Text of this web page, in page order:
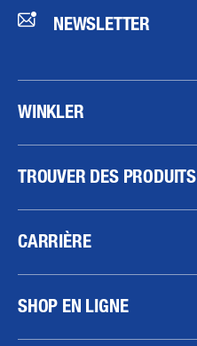
NEWSLETTER
WINKLER
TROUVER DES PRODUITS
CARRIÈRE
SHOP EN LIGNE